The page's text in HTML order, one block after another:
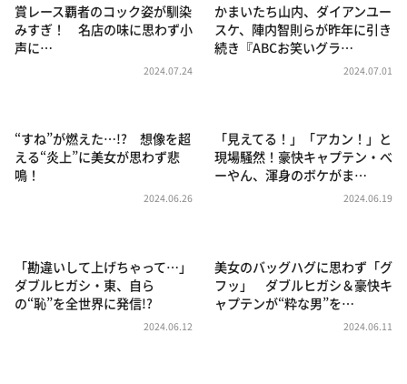
朝だ！生です旅サラダ
教えて！ニュースライブ 正義のミカタ
ポツンと一軒家
賞レース覇者のコック姿が馴染
みすぎ！ 名店の味に思わず小
声に…
2024.07.24
かまいたち山内、ダイアンユー
スケ、陣内智則らが昨年に引き
続き『ABCお笑いグラ…
2024.07.01
“すね”が燃えた…!? 想像を超
える“炎上”に美女が思わず悲
鳴！
2024.06.26
「見えてる！」「アカン！」と
現場騒然！豪快キャプテン・べ
ーやん、渾身のボケがま…
2024.06.19
「勘違いして上げちゃって…」
ダブルヒガシ・東、自ら
の“恥”を全世界に発信!?
2024.06.12
美女のバッグハグに思わず「グ
フッ」 ダブルヒガシ＆豪快キ
ャプテンが“粋な男”を…
2024.06.11